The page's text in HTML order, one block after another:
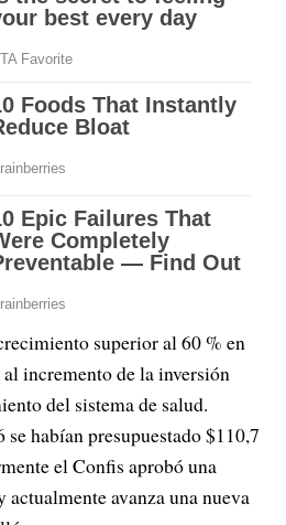
superior al 60 % en
incremento de la inversión
del sistema de salud.
habían presupuestado $110,7
el Confis aprobó una
avanza una nueva